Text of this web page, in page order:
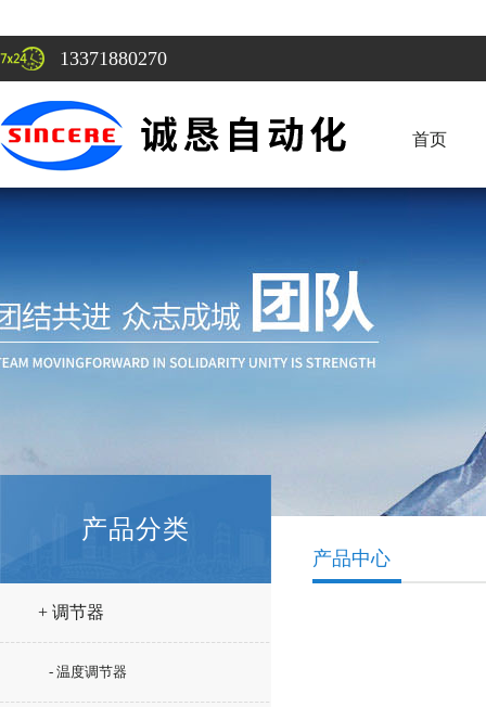
13371880270
首页
产品分类
+ 调节器
- 温度调节器
产品中心